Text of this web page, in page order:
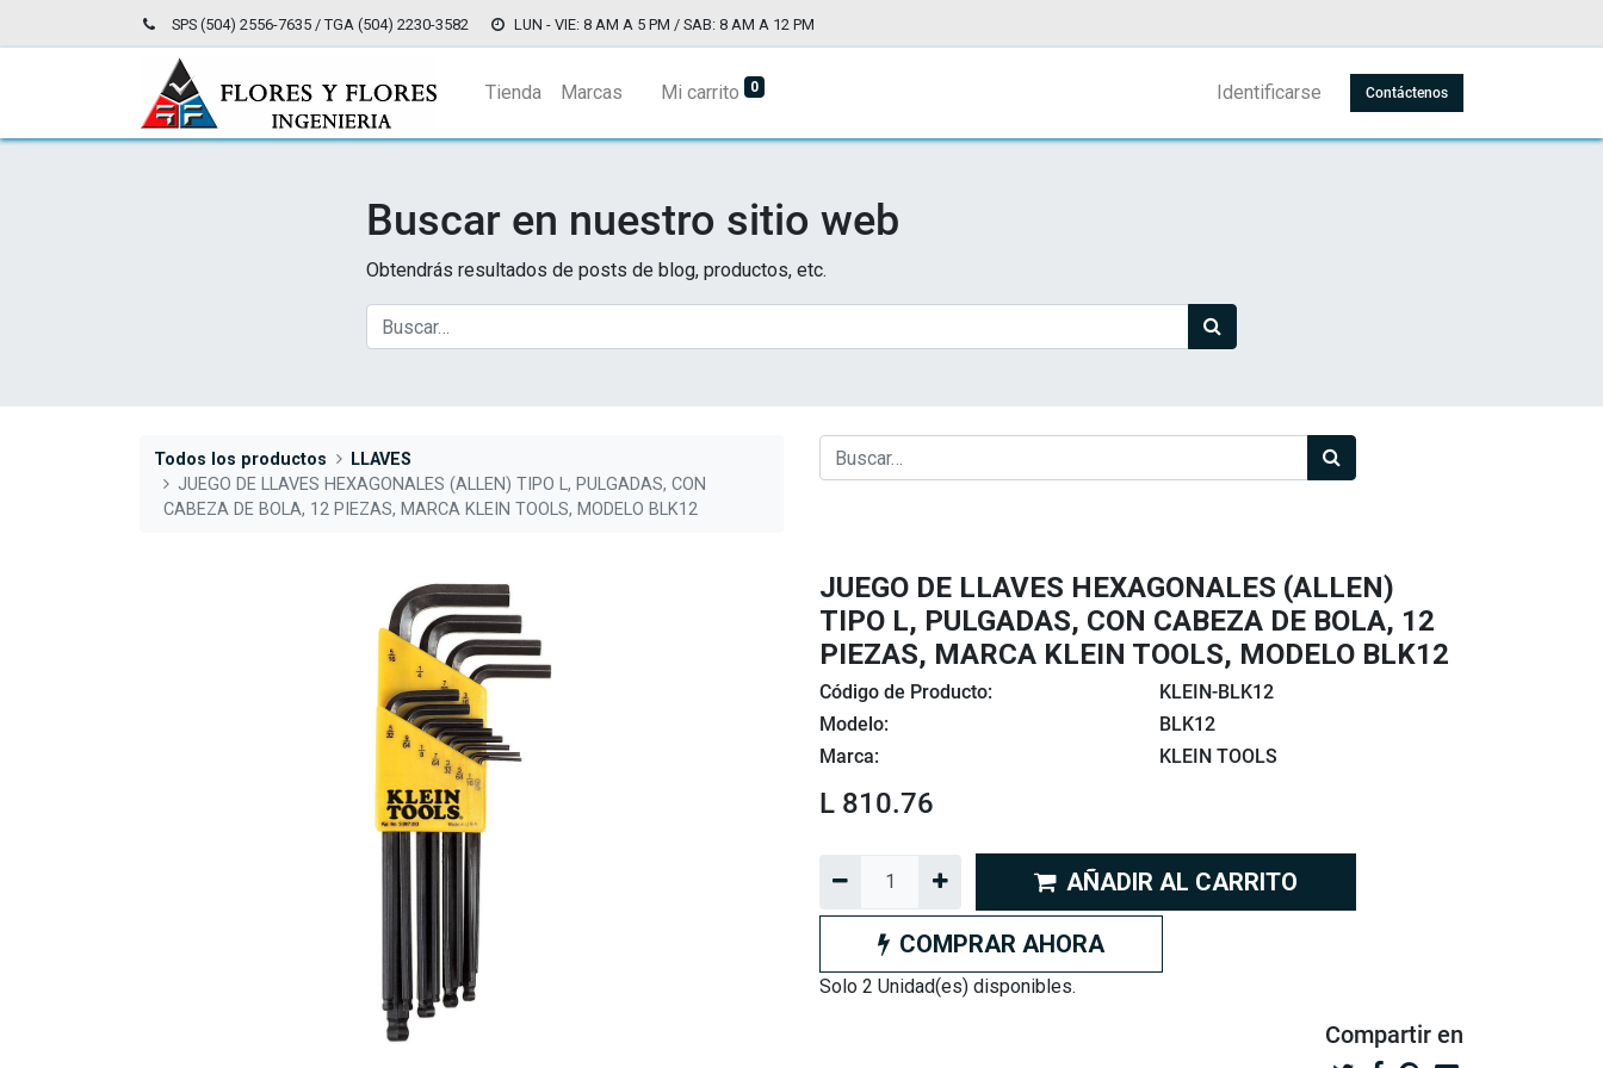
SPS (504) 2556-7635 / TGA (504) 2230-3582 LUN - VIE: 8 AM A 5 PM / SAB: 8 AM A 12 PM
Tienda Marcas Mi carrito 0 Identificarse Contáctenos
Buscar en nuestro sitio web
Obtendrás resultados de posts de blog, productos, etc.
Todos los productos
LLAVES
JUEGO DE LLAVES HEXAGONALES (ALLEN) TIPO L, PULGADAS, CON
CABEZA DE BOLA, 12 PIEZAS, MARCA KLEIN TOOLS, MODELO BLK12
JUEGO DE LLAVES HEXAGONALES (ALLEN)
TIPO L, PULGADAS, CON CABEZA DE BOLA, 12
PIEZAS, MARCA KLEIN TOOLS, MODELO BLK12
Código de Producto:
KLEIN-BLK12
Modelo:
BLK12
Marca:
KLEIN TOOLS
L 810.76
AÑADIR AL CARRITO
COMPRAR AHORA
Solo 2 Unidad(es) disponibles.
Compartir en